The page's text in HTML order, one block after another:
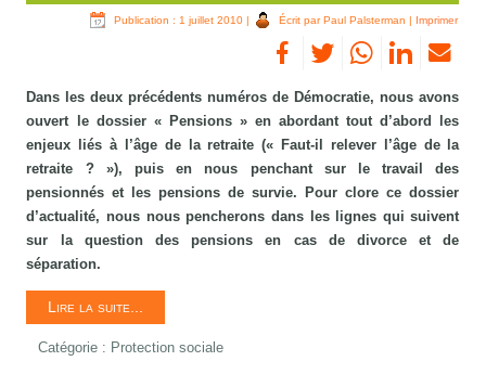
Publication : 1 juillet 2010 | Écrit par Paul Palsterman | Imprimer
Dans les deux précédents numéros de Démocratie, nous avons
ouvert le dossier « Pensions » en abordant tout d’abord les
enjeux liés à l’âge de la retraite (« Faut-il relever l’âge de la
retraite ? »), puis en nous penchant sur le travail des
pensionnés et les pensions de survie. Pour clore ce dossier
d’actualité, nous nous pencherons dans les lignes qui suivent
sur la question des pensions en cas de divorce et de
séparation.
Lire la suite...
Catégorie : Protection sociale